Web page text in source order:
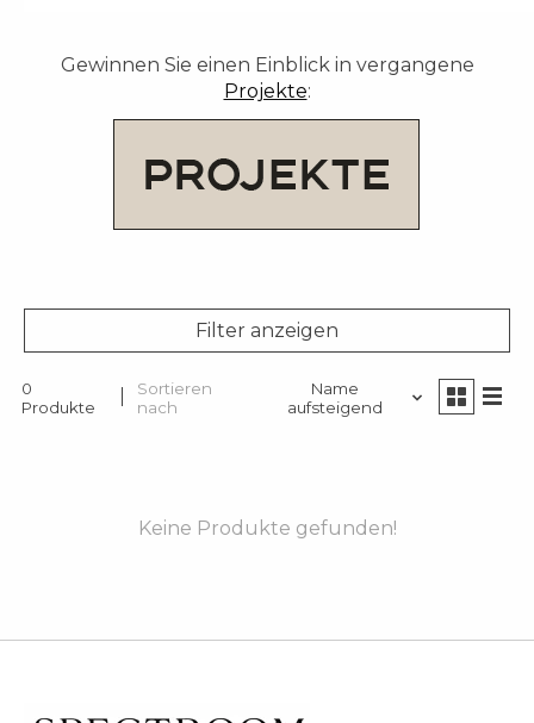
Gewinnen Sie einen Einblick in vergangene
Projekte:
Filter anzeigen
0
Produkte
Sortieren
nach
Name
aufsteigend
Keine Produkte gefunden!